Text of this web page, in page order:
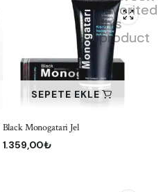
favorited
this
product
SEPETE EKLE
Black Monogatari Jel
1.359,00₺